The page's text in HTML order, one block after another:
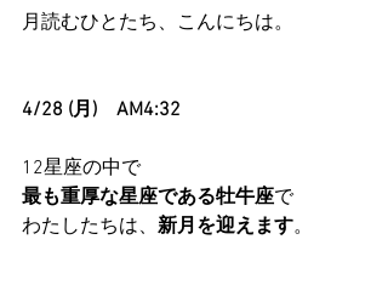
月読むひとたち、こんにちは。
4/28 (月)　AM4:32
12星座の中で
最も重厚な星座である牡牛座で
わたしたちは、 新月を迎えます。